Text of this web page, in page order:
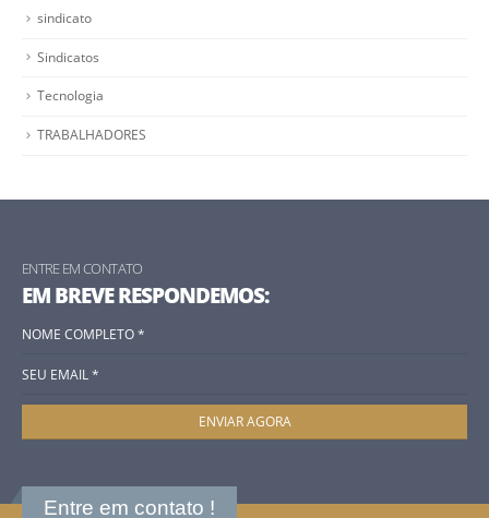
sindicato
Sindicatos
Tecnologia
TRABALHADORES
ENTRE EM CONTATO
EM BREVE RESPONDEMOS:
Entre em contato !